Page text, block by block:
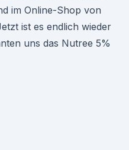
im Online-Shop von
ist es endlich wieder
uns das Nutree 5%